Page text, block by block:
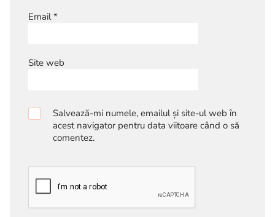
Email*
Site web
Salvează-mi numele, emailul și site-ul web în
acest navigator pentru data viitoare când o să
comentez.